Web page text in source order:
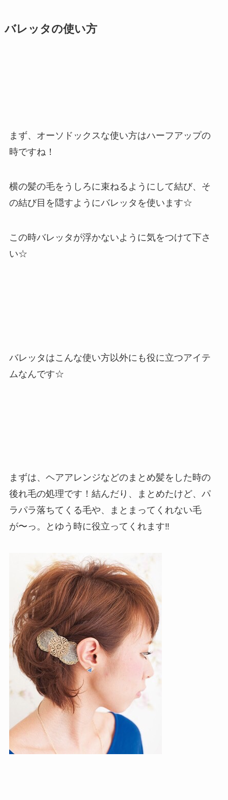
バレッタの使い方
まず、オーソドックスな使い方はハーフアップの
時ですね！
横の髪の毛をうしろに束ねるようにして結び、そ
の結び目を隠すようにバレッタを使います☆
この時バレッタが浮かないように気をつけて下さ
い☆
バレッタはこんな使い方以外にも役に立つアイテ
ムなんです☆
まずは、ヘアアレンジなどのまとめ髪をした時の
後れ毛の処理です！結んだり、まとめたけど、パ
ラパラ落ちてくる毛や、まとまってくれない毛
が〜っ。とゆう時に役立ってくれます‼︎